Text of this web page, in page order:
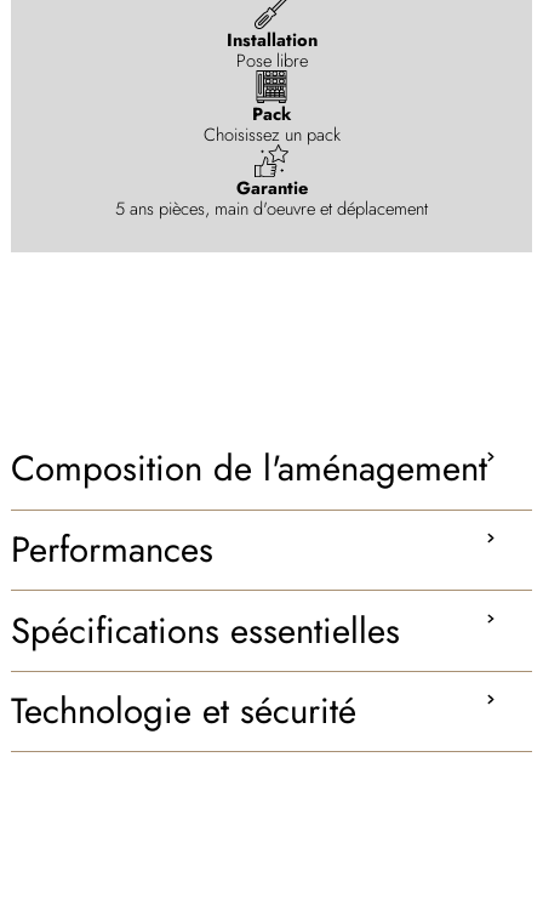
Installation
Pose libre
Pack
Choisissez un pack
Garantie
5 ans pièces, main d'oeuvre et déplacement
Composition de l'aménagement
Performances
Spécifications essentielles
Technologie et sécurité